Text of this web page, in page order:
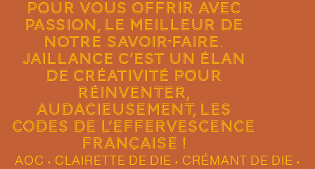
pour vous offrir avec
passion, le meilleur de
notre savoir-faire.
Jaillance c’est un élan
de créativité pour
réinventer,
audacieusement, les
codes de l’effervescence
française !
AOC • CLAIRETTE DE DIE • CRÉMANT DE DIE •